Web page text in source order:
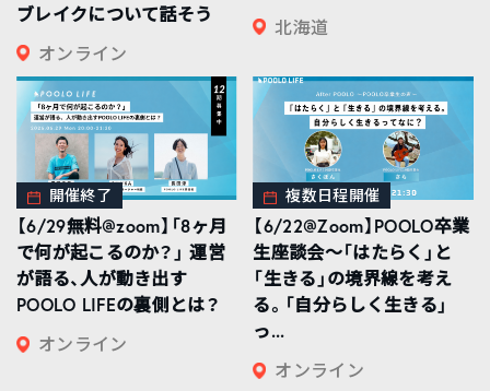
ブレイクについて話そう
オンライン
北海道
開催終了
【6/29無料@zoom】「8ヶ月
で何が起こるのか？」 運営
が語る、人が動き出す
POOLO LIFEの裏側とは？
オンライン
複数日程開催
【6/22@Zoom】POOLO卒業
生座談会〜「はたらく」と
「生きる」の境界線を考え
る。「自分らしく生きる」
っ...
オンライン